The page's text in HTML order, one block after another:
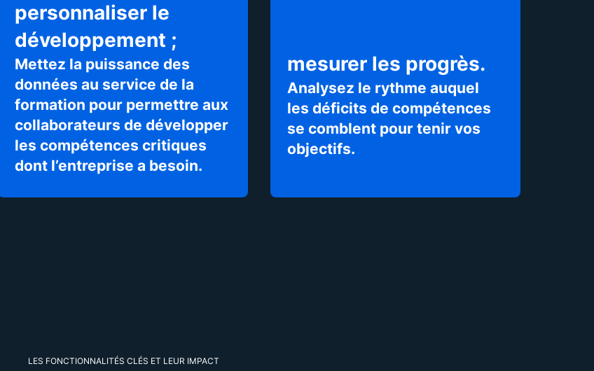
personnaliser le
développement ;
Mettez la puissance des
données au service de la
formation pour permettre aux
collaborateurs de développer
les compétences critiques
dont l’entreprise a besoin.
mesurer les progrès.
Analysez le rythme auquel
les déficits de compétences
se comblent pour tenir vos
objectifs.
LES FONCTIONNALITÉS CLÉS ET LEUR IMPACT